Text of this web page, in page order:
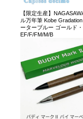
【限定生産】
ル万年筆 Kobe
ーターブルー ゴールド
EF/F/FM/M/B